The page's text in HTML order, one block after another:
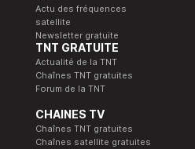
Actu des fréquences
satellite
Newsletter gratuite
TNT GRATUITE
Actualité de la TNT
Chaînes TNT gratuites
Forum de la TNT
CHAINES TV
Chaînes TNT gratuites
Chaînes satellite gratuites